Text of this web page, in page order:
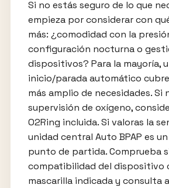
Si no estás seguro de lo que
empieza por considerar con
más: ¿comodidad con la
configuración nocturna o
dispositivos? Para la mayoría,
inicio/parada automático
más amplio de necesidades. Si
supervisión de oxígeno,
O2Ring incluida. Si valoras la
unidad central Auto BPAP es
punto de partida. Comprueba
compatibilidad del dispositivo
mascarilla indicada y consulta